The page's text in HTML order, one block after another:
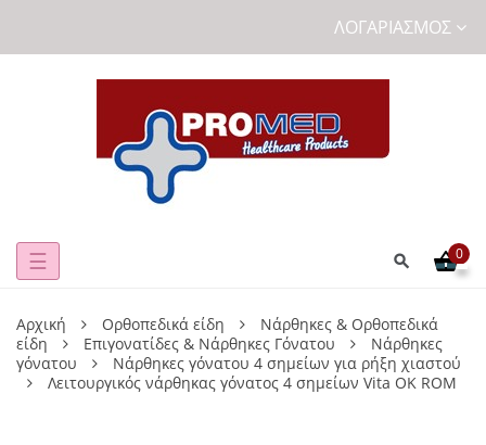
ΛΟΓΑΡΙΑΣΜΌΣ
Toggle
☰ 0
Αρχική Ορθοπεδικά είδη
Νάρθηκες & Ορθοπεδικά
είδη
Επιγονατίδες & Νάρθηκες Γόνατου
Νάρθηκες
γόνατου
Νάρθηκες γόνατου 4 σημείων για ρήξη χιαστού
Λειτουργικός νάρθηκας γόνατος 4 σημείων Vita OK ROM